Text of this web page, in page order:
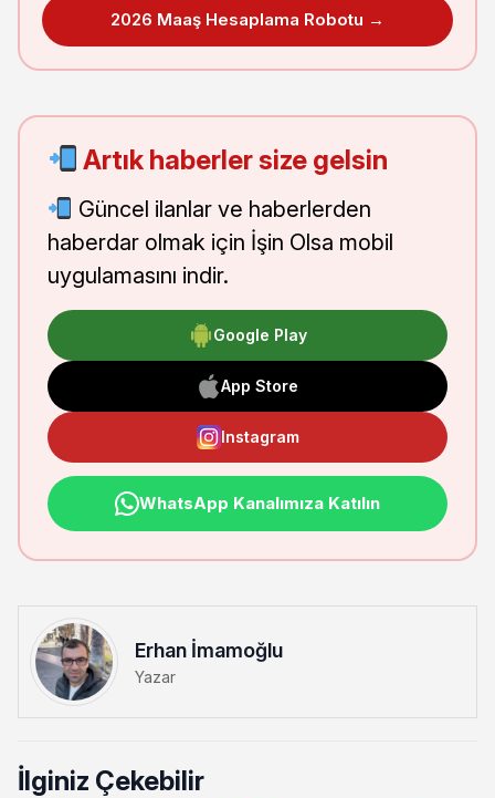
2026 Maaş Hesaplama Robotu →
Artık haberler size gelsin
Güncel ilanlar ve haberlerden
haberdar olmak için İşin Olsa mobil
uygulamasını indir.
Google Play
App Store
Instagram
WhatsApp Kanalımıza Katılın
Erhan İmamoğlu
Yazar
İlginiz Çekebilir